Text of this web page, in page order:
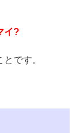
イ?
です。